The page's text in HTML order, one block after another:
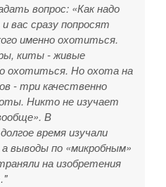
вопрос: «Как надо
вас сразу попросят
именно охотиться.
киты - живые
охотиться. Но охота на
- три качественно
Никто не изучает
В
время изучали
выводы по «микробным»
на изобретения